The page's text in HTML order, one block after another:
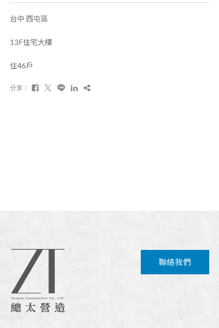
台中 西屯區
13F住宅大樓
住46戶
分享：
聯絡我們